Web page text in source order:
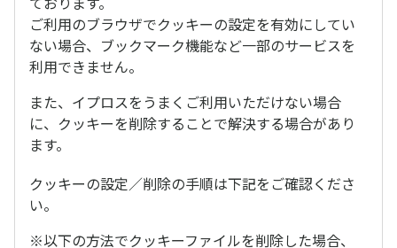
ご利用のブラウザでクッキーの設定を有効にしてい
ない場合、ブックマーク機能など一部のサービスを
利用できません。
また、イプロスをうまくご利用いただけない場合
に、クッキーを削除することで解決する場合があり
ます。
クッキーの設定／削除の手順は下記をご確認くださ
い。
※以下の方法でクッキーファイルを削除した場合、